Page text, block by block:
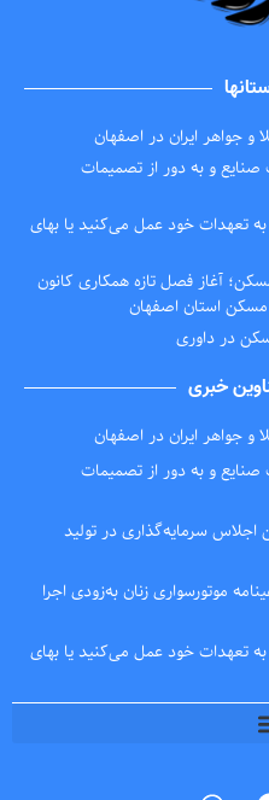
و جواهر ایران در اصفهان
و به دور از تصمیمات
تعهدات خود عمل می‌کنید یا بهای
آغاز فصل تازه همکاری کانون
مسکن استان اصفهان
در داوری
خبری
و جواهر ایران در اصفهان
و به دور از تصمیمات
سرمایه‌گذاری در تولید
موتورسواری زنان به‌زودی اجرا
تعهدات خود عمل می‌کنید یا بهای